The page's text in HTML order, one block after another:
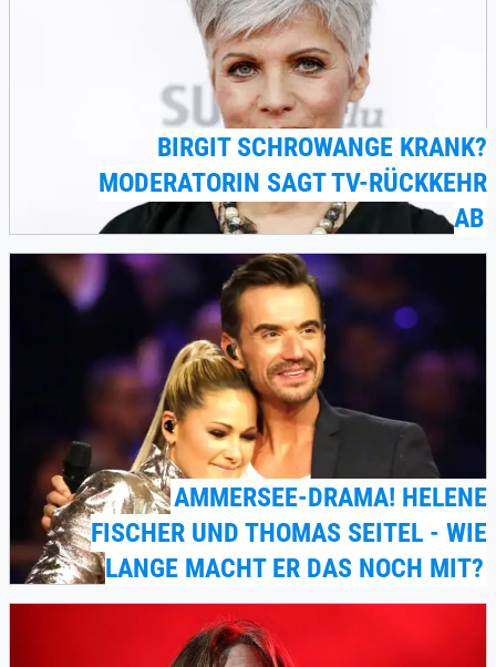
BIRGIT SCHROWANGE KRANK?
MODERATORIN SAGT TV-RÜCKKEHR
AB
AMMERSEE-DRAMA! HELENE
FISCHER UND THOMAS SEITEL - WIE
LANGE MACHT ER DAS NOCH MIT?